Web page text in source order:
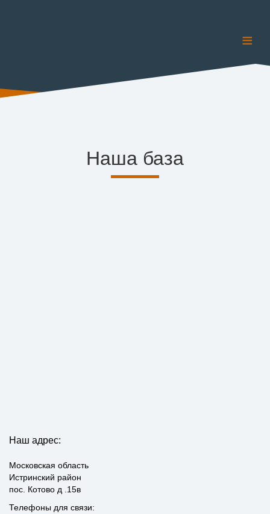
≡
Наша база
Наш адрес:
Московская область
Истринский район
пос. Котово д .15в
Телефоны для связи: